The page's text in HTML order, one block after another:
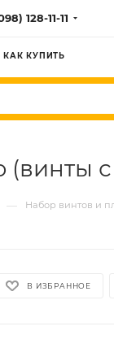
128-11-11
КАК КУПИТЬ
(винты
— Набор винтов и
В ИЗБРАННОЕ